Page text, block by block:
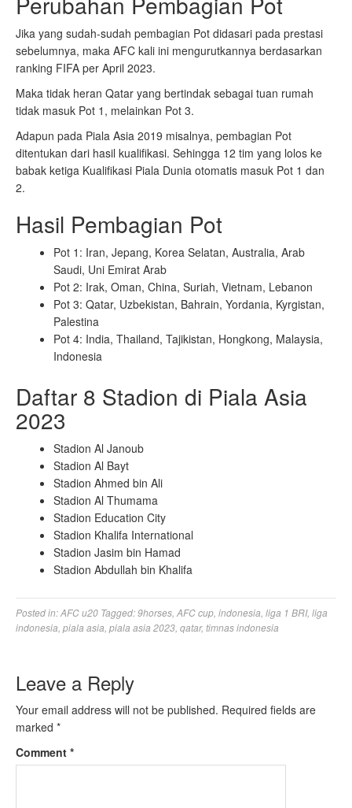
Jika yang sudah-sudah pembagian Pot didasari pada prestasi
sebelumnya, maka AFC kali ini mengurutkannya berdasarkan
ranking FIFA per April 2023.
Maka tidak heran Qatar yang bertindak sebagai tuan rumah
tidak masuk Pot 1, melainkan Pot 3.
Adapun pada Piala Asia 2019 misalnya, pembagian Pot
ditentukan dari hasil kualifikasi. Sehingga 12 tim yang lolos ke
babak ketiga Kualifikasi Piala Dunia otomatis masuk Pot 1 dan
2.
Hasil Pembagian Pot
Pot 1: Iran, Jepang, Korea Selatan, Australia, Arab
Saudi, Uni Emirat Arab
Pot 2: Irak, Oman, China, Suriah, Vietnam, Lebanon
Pot 3: Qatar, Uzbekistan, Bahrain, Yordania, Kyrgistan,
Palestina
Pot 4: India, Thailand, Tajikistan, Hongkong, Malaysia,
Indonesia
Daftar 8 Stadion di Piala Asia
2023
Stadion Al Janoub
Stadion Al Bayt
Stadion Ahmed bin Ali
Stadion Al Thumama
Stadion Education City
Stadion Khalifa International
Stadion Jasim bin Hamad
Stadion Abdullah bin Khalifa
Posted in:AFC u20 Tagged:9horses AFC cup indonesia liga 1 BRI, liga
indonesia piala asia piala asia 2023 qatar, timnas indonesia
Leave a Reply
Your email address will not be published. Required fields are
marked *
Comment *